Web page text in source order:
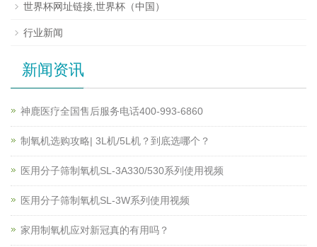
世界杯网址链接,世界杯（中国）
行业新闻
新闻资讯
神鹿医疗全国售后服务电话400-993-6860
制氧机选购攻略| 3L机/5L机？到底选哪个？
医用分子筛制氧机SL-3A330/530系列使用视频
医用分子筛制氧机SL-3W系列使用视频
家用制氧机应对新冠真的有用吗？